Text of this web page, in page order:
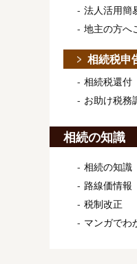
法人活用簡
地主の方へ
相続税申
相続税還付
お助け税務
相続の知識
相続の知識
路線価情報
税制改正
マンガでわ